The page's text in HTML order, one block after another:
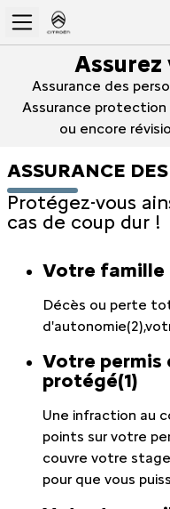
Assurance des
Assurance protection
ou encore
ASSURANCE
Protégez-vous
cas de coup dur !
Votre famille
Décès ou perte
Votre permis
protégé(1)
Une infraction au
points sur votre
couvre votre
pour que vous